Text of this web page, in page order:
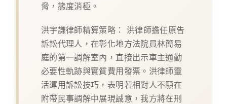
脅，態度消極。
洪宇謙律師精算策略：
洪律師擔任原告
訴訟代理人，在彰化地方法院員林簡易
庭的第一調解室內，直接出示車主通勤
必要性軌跡與實質費用發票。洪律師靈
活運用訴訟技巧，表明若相對人不願在
附帶民事調解中展現誠意，我方將在刑